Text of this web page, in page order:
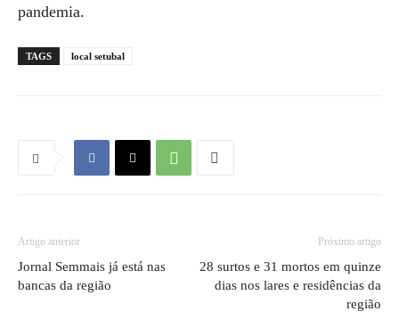
pandemia.
TAGS local setubal
Artigo anterior
Jornal Semmais já está nas
bancas da região
Próximo artigo
28 surtos e 31 mortos em quinze
dias nos lares e residências da
região